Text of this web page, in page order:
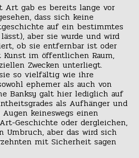
Art gab es bereits lange vor
dass sich keine
auf ein bestimmtes
aber sie wurde und wird
ob sie entfernbar ist oder
im öffentlichen Raum,
Zwecken unterliegt.
so vielfältig wie ihre
ephemer als auch von
Banksy galt hier lediglich auf
als Aufhänger und
keineswegs einen
Geschichte oder dergleichen,
Umbruch, aber das wird sich
mit Sicherheit sagen